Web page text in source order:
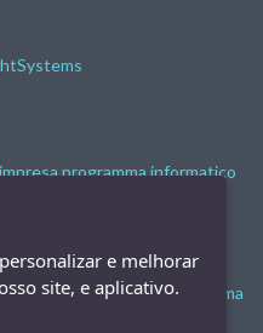
programma informatico
finanziaria gestione
finanziaria aziendale
sistema
on-line
e melhorar
site, e aplicativo.